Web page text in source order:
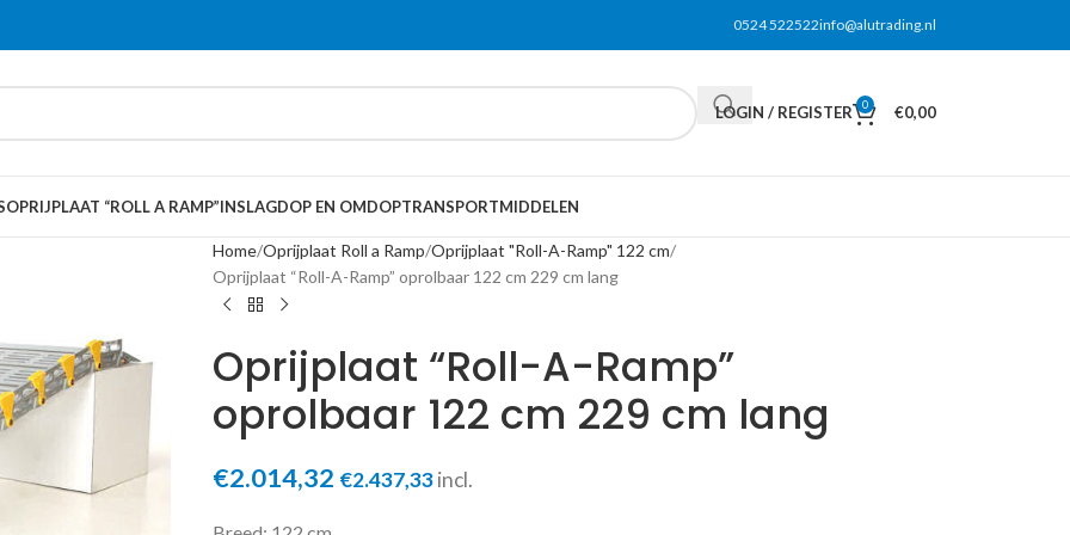
0524 522522info@alutrading.nl
LOGIN / REGISTER 0 €0,00
OPRIJPLAAT “ROLL A RAMP”INSLAGDOP EN OMDOPTRANSPORTMIDDELEN
Home Oprijplaat Roll a Ramp Oprijplaat "Roll-A-Ramp" 122 cm
Oprijplaat “Roll-A-Ramp” oprolbaar 122 cm 229 cm lang
Oprijplaat “Roll-A-Ramp”
oprolbaar 122 cm 229 cm lang
€2.014,32 €2.437,33incl.